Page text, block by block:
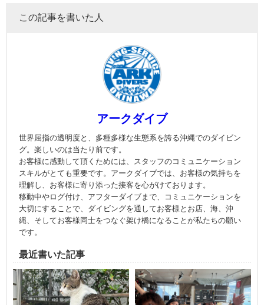
この記事を書いた人
アークダイブ
世界屈指の透明度と、多種多様な生態系を誇る沖縄でのダイビン
グ。楽しいのは当たり前です。
お客様に感動して頂くためには、スタッフのコミュニケーション
スキルがとても重要です。アークダイブでは、お客様の気持ちを
理解し、お客様に寄り添った接客を心がけております。
移動中やログ付け、アフターダイブまで、コミュニケーションを
大切にすることで、ダイビングを通してお客様とお店、海、沖
縄、そしてお客様同士をつなぐ架け橋になることが私たちの願い
です。
最近書いた記事